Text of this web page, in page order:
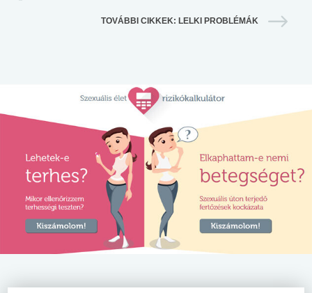
TOVÁBBI CIKKEK: LELKI PROBLÉMÁK